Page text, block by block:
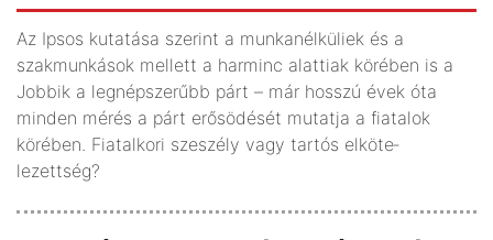
Az Ipsos kutatása szerint a munkanélküliek és a
szakmunkások mellett a harminc alattiak körében is a
Jobbik a legnépszerűbb párt – már hosszú évek óta
minden mérés a párt erősödését mutatja a fiatalok
körében. Fiatalkori szeszély vagy tartós elköte­
lezettség?